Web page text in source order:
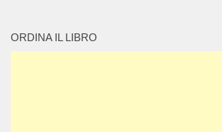
ORDINA IL LIBRO